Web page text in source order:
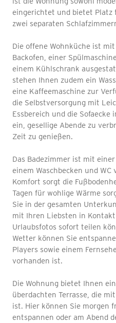
eingerichtet und bietet Platz
zwei separaten
Die offene Wohnküche ist
Backofen, einer
einem Kühlschrank
stehen Ihnen zudem ein
eine Kaffeemaschine zur
die Selbstversorgung mit
Essbereich und die Sofaecke
ein, gesellige Abende zu
Zeit zu genießen.
Das Badezimmer ist mit
einem Waschbecken und
Komfort sorgt die
Tagen für wohlige Wärme
Sie in der gesamten
mit Ihren Liebsten in
Urlaubsfotos sofort teilen
Wetter können Sie
Players sowie einem
vorhanden ist.
Die Wohnung bietet Ihnen
überdachten Terrasse, die
ist. Hier können Sie morgen
entspannen oder am Abend